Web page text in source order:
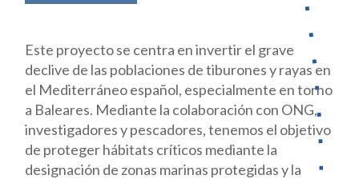
Este proyecto se centra en invertir el grave
declive de las poblaciones de tiburones y rayas en
el Mediterráneo español, especialmente en torno
a Baleares. Mediante la colaboración con ONG,
investigadores y pescadores, tenemos el objetivo
de proteger hábitats críticos mediante la
designación de zonas marinas protegidas y la